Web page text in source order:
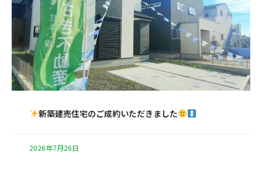
新築建売住宅のご成約いただきました
2026年7月26日